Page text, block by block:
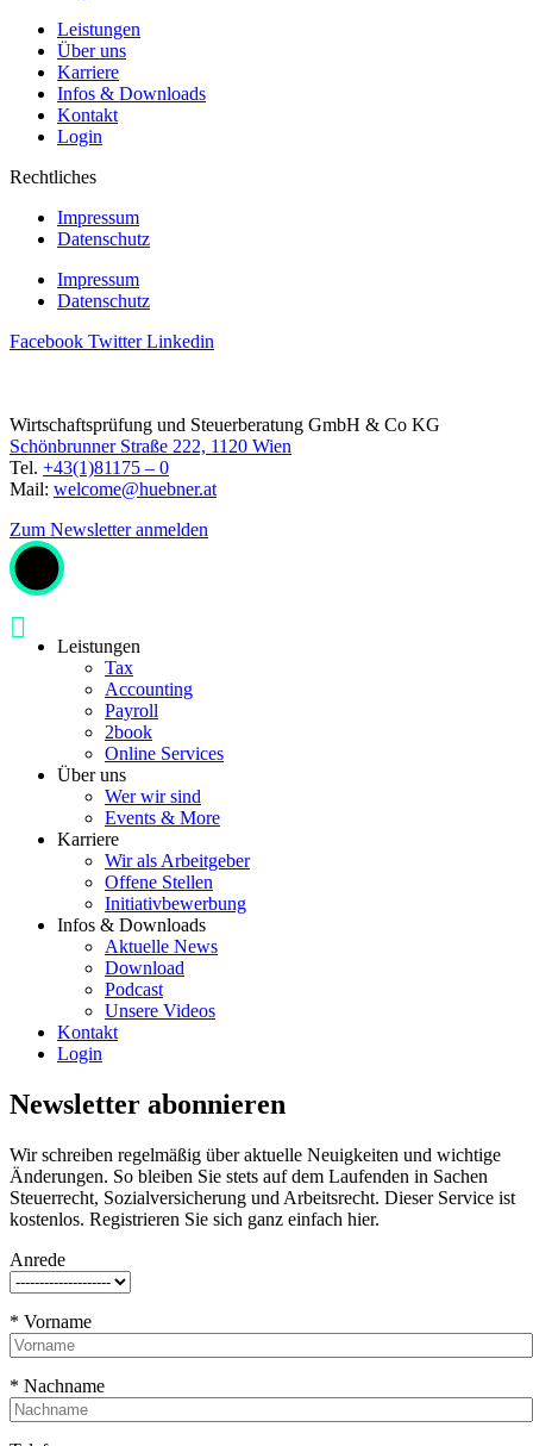
Leistungen
Über uns
Karriere
Infos & Downloads
Kontakt
Login
Rechtliches
Impressum
Datenschutz
Impressum
Datenschutz
Facebook Twitter Linkedin
Wirtschaftsprüfung und Steuerberatung GmbH & Co KG
Schönbrunner Straße 222, 1120 Wien
Tel. +43(1)81175 – 0
Mail: welcome@huebner.at
Zum Newsletter anmelden
Leistungen
Tax
Accounting
Payroll
2book
Online Services
Über uns
Wer wir sind
Events & More
Karriere
Wir als Arbeitgeber
Offene Stellen
Initiativbewerbung
Infos & Downloads
Aktuelle News
Download
Podcast
Unsere Videos
Kontakt
Login
Newsletter abonnieren
Wir schreiben regelmäßig über aktuelle Neuigkeiten und wichtige
Änderungen. So bleiben Sie stets auf dem Laufenden in Sachen
Steuerrecht, Sozialversicherung und Arbeitsrecht. Dieser Service ist
kostenlos. Registrieren Sie sich ganz einfach hier.
Anrede
* Vorname
* Nachname